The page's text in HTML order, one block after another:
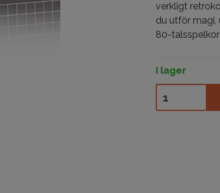
verkligt
du utför magi,
80-
I lager